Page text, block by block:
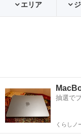
エリア
抽選で
くらしノ